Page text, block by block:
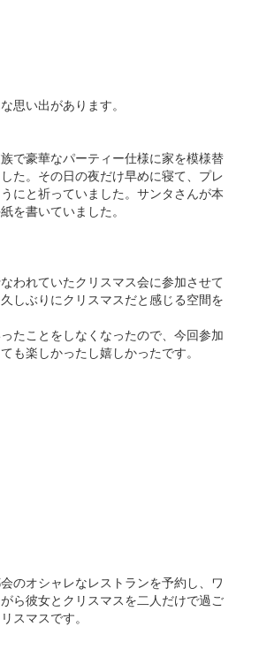
思い出があります。
で豪華なパーティー仕様に家を模様替
た。その日の夜だけ早めに寝て、プレ
にと祈っていました。サンタさんが本
を書いていました。
われていたクリスマス会に参加させて
しぶりにクリスマスだと感じる空間を
たことをしなくなったので、今回参加
も楽しかったし嬉しかったです。
のオシャレなレストランを予約し、ワ
ら彼女とクリスマスを二人だけで過ご
スマスです。